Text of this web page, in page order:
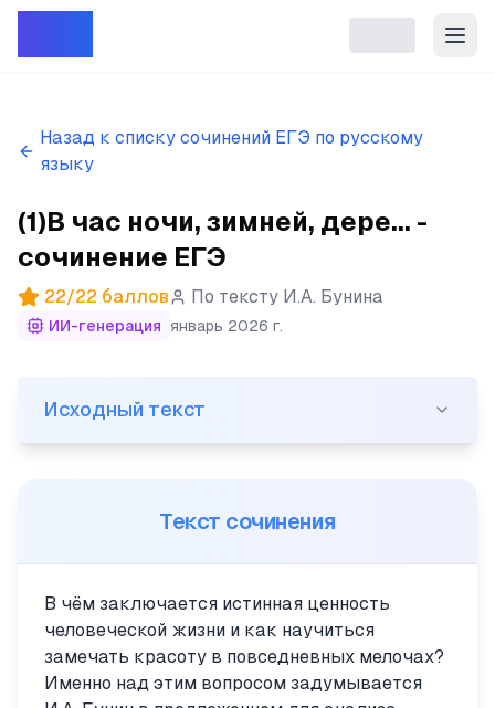
Назад к списку сочинений ЕГЭ по русскому
языку
(1)В час ночи, зимней, дере... -
сочинение ЕГЭ
22/22 баллов По тексту И.А. Бунина
ИИ-генерация январь 2026 г.
(1)В час ночи, зимней, деревенской, до кабинета
Исходный текст
Текст сочинения
В чём заключается истинная ценность
человеческой жизни и как научиться
замечать красоту в повседневных мелочах?
Именно над этим вопросом задумывается